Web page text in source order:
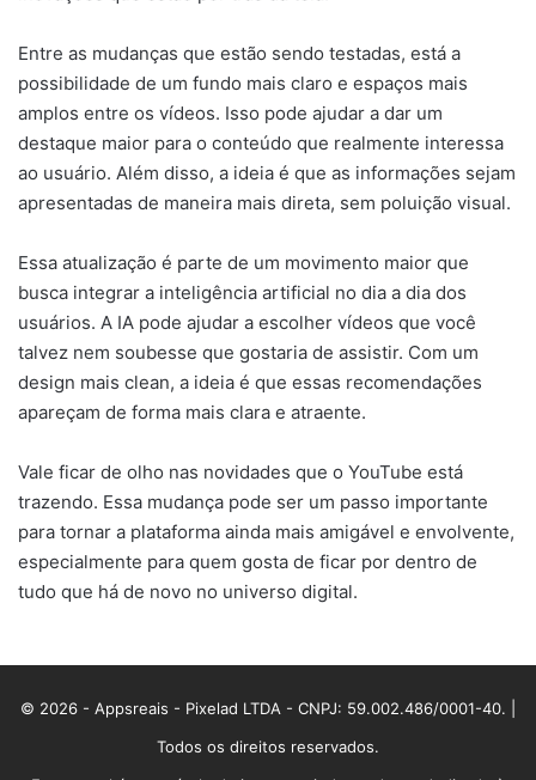
Entre as mudanças que estão sendo testadas, está a
possibilidade de um fundo mais claro e espaços mais
amplos entre os vídeos. Isso pode ajudar a dar um
destaque maior para o conteúdo que realmente interessa
ao usuário. Além disso, a ideia é que as informações sejam
apresentadas de maneira mais direta, sem poluição visual.
Essa atualização é parte de um movimento maior que
busca integrar a inteligência artificial no dia a dia dos
usuários. A IA pode ajudar a escolher vídeos que você
talvez nem soubesse que gostaria de assistir. Com um
design mais clean, a ideia é que essas recomendações
apareçam de forma mais clara e atraente.
Vale ficar de olho nas novidades que o YouTube está
trazendo. Essa mudança pode ser um passo importante
para tornar a plataforma ainda mais amigável e envolvente,
especialmente para quem gosta de ficar por dentro de
tudo que há de novo no universo digital.
© 2026 - Appsreais - Pixelad LTDA - CNPJ: 59.002.486/0001-40. |
Todos os direitos reservados.